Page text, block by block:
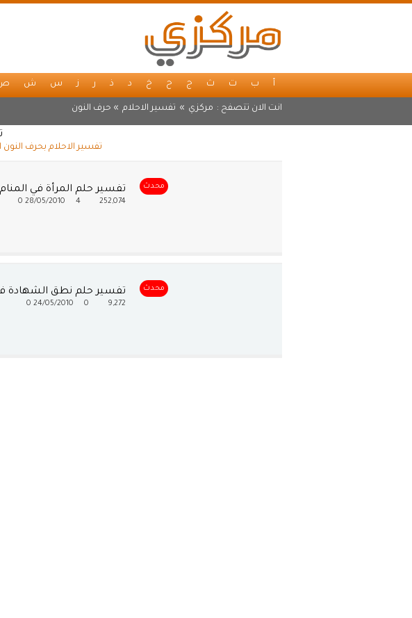
أ ب ت ث ج ح خ د ذ ر ز س ش
انت الان تتصفح : مركزي » تفسير الاحلام » حرف النون
تفسير الاحلام بحرف
محدث تفسير حلم المرأة في
252,074
28/05/2010
0
محدث تفسير حلم نطق الشهادة
9,272
24/05/2010
0